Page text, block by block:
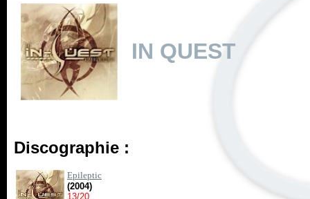
IN QUEST
Discographie :
Epileptic
(2004)
13/20